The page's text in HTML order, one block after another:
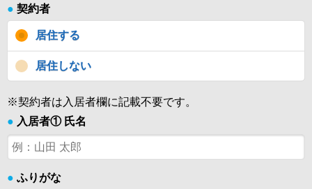
● 契約者
居住する
居住しない
※契約者は入居者欄に記載不要です。
● 入居者① 氏名
● ふりがな